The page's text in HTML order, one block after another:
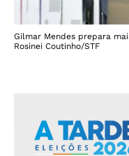
Gilmar Mendes prepara
Rosinei Coutinho/STF